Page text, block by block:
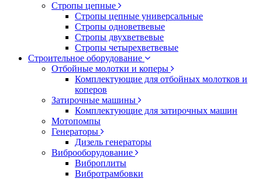
Стропы цепные
Стропы цепные универсальные
Стропы одноветвевые
Стропы двухветвевые
Стропы четырехветвевые
Строительное оборудование
Отбойные молотки и коперы
Комплектующие для отбойных молотков и
коперов
Затирочные машины
Комплектующие для затирочных машин
Мотопомпы
Генераторы
Дизель генераторы
Виброоборудование
Виброплиты
Вибротрамбовки